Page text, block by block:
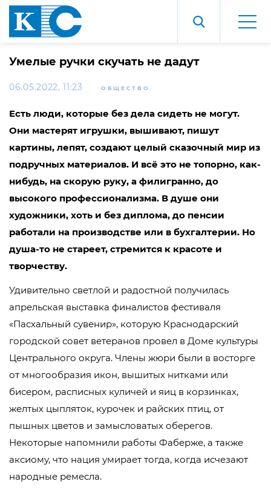
Умелые ручки скучать не дадут
06.05.2022, 11:23 ОБЩЕСТВО
Есть люди, которые без дела сидеть не могут.
Они мастерят игрушки, вышивают, пишут
картины, лепят, создают целый сказочный мир из
подручных материалов. И всё это не топорно, как-
нибудь, на скорую руку, а филигранно, до
высокого профессионализма. В душе они
художники, хоть и без диплома, до пенсии
работали на производстве или в бухгалтерии. Но
душа-то не стареет, стремится к красоте и
творчеству.
Удивительно светлой и радостной получилась
апрельская выставка финалистов фестиваля
«Пасхальный сувенир», которую Краснодарский
городской совет ветеранов провел в Доме культуры
Центрального округа. Члены жюри были в восторге
от многообразия икон, вышитых нитками или
бисером, расписных куличей и яиц в корзинках,
желтых цыпляток, курочек и райских птиц, от
пышных цветов и замысловатых оберегов.
Некоторые напомнили работы Фаберже, а также
аксиому, что нация умирает тогда, когда исчезают
народные ремесла.